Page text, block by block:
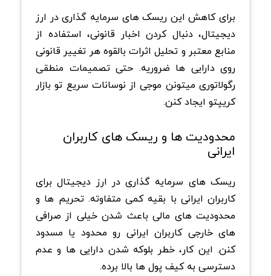
برای کاهش این ریسک های سرمایه گذاری در ارز
دیجیتال، دنبال کردن اخبار قانونی، استفاده از
منابع معتبر و تحلیل اثرات بالقوه هر تغییر قانونی
روی دارایی ها ضروریه. حتی تصمیمات منطقی
رگولاتوری میتونن موجی از نوسانات سریع تو بازار
کریپتو ایجاد کنن.
محدودیت ها و ریسک های کاربران
ایرانی
ریسک های سرمایه گذاری در ارز دیجیتال برای
کاربران ایرانی با بقیه کمی متفاوته. تحریم ها و
محدودیت های مالی باعث شدن خیلی از صرافی
های خارجی کاربران ایرانی رو محدود یا مسدود
کنن. این کار، خطر بلوکه شدن دارایی ها و عدم
دسترسی به کیف پول ها بالا برده.